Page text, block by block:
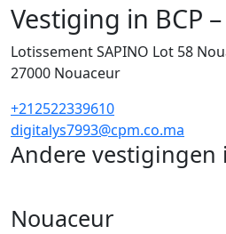
Vestiging in BCP –
Lotissement SAPINO Lot 58
27000 Nouaceur
+212522339610
digitalys7993@cpm.co.ma
Andere vestigingen
Nouaceur